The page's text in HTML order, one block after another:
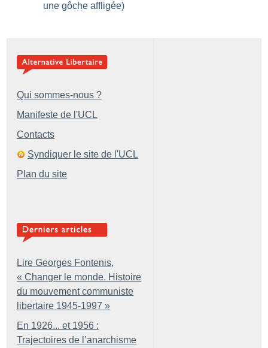
une gôche affligée)
Qui sommes-nous ?
Manifeste de l'UCL
Contacts
Syndiquer le site de l'UCL
Plan du site
Lire Georges Fontenis,
« Changer le monde. Histoire
du mouvement communiste
libertaire 1945-1997 »
En 1926... et 1956 :
Trajectoires de l’anarchisme